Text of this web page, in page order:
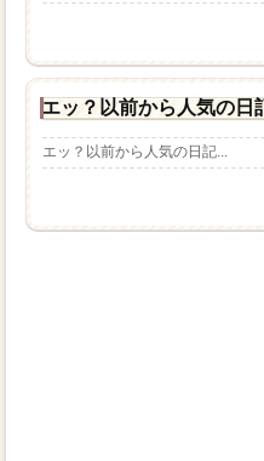
エッ？以前から人気の日
エッ？以前から人気の日記...